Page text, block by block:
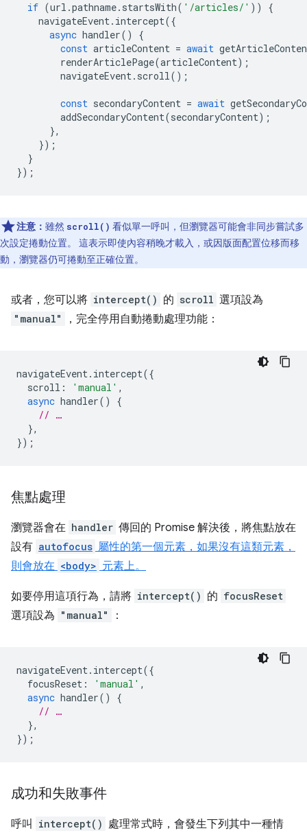
if (url .pathname. startsWith( '/articles/' ))
{
navigateEvent. intercept({
async handler()
{
const articleContent = await
renderArticlePage(articleContent);
navigateEvent. scroll();
const secondaryContent = await
addSecondaryContent(secondaryContent);
},
});
}
});
注意： 雖然 scroll() 看似單一呼叫，但瀏覽器可能會非同步嘗試多
次設定捲動位置。 這表示即使內容稍晚才載入，或因版面配置位移而移
動，瀏覽器仍可捲動至正確位置。
或者，您可以將 intercept() 的 scroll 選項設為
"manual" ，完全停用自動捲動處理功能：
navigateEvent. intercept({
scroll : 'manual' ,
async handler()
{
// …
},
});
焦點處理
瀏覽器會在 handler 傳回的 Promise 解決後，將焦點放在
設有 autofocus 屬性的第一個元素，如果沒有這類元素，
則會放在 <body> 元素上。
如要停用這項行為，請將 intercept() 的 focusReset
選項設為 "manual" ：
navigateEvent. intercept({
focusReset : 'manual' ,
async handler()
{
// …
},
});
成功和失敗事件
呼叫 intercept() 處理常式時，會發生下列其中一種情